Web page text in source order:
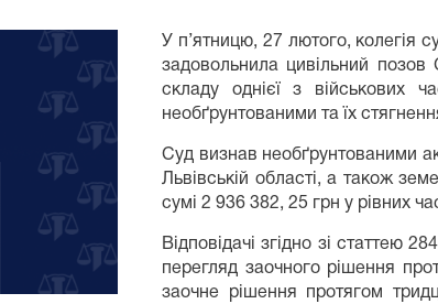
У п’ятницю, 27 лютого, колегія
задовольнила цивільний позов
складу однієї з військових
необґрунтованими та їх
Суд визнав необґрунтованими
Львівській області, а також
сумі 2 936 382, 25 грн у рівних
Відповідачі згідно зі статтею
перегляд заочного рішення
заочне рішення протягом